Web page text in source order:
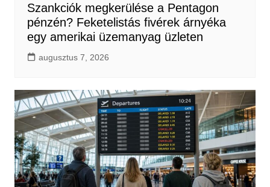
Szankciók megkerülése a Pentagon
pénzén? Feketelistás fivérek árnyéka
egy amerikai üzemanyag üzleten
augusztus 7, 2026